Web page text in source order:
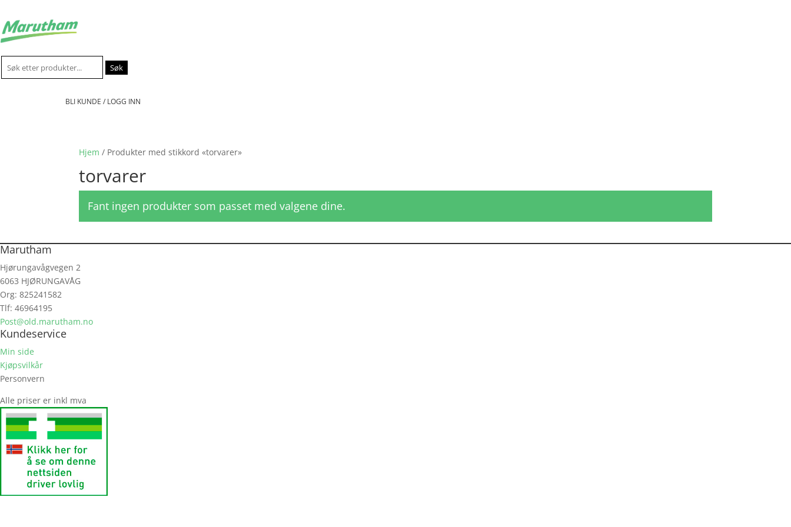
etter:
BLI KUNDE / LOGG INN
Hjem / Produkter med stikkord «torvarer»
torvarer
Fant ingen produkter som passet med valgene dine.
Marutham
Hjørungavågvegen 2
6063 HJØRUNGAVÅG
Org: 825241582
Tlf: 46964195
Post@old.marutham.no
Kundeservice
Min side
Kjøpsvilkår
Personvern
Alle priser er inkl mva